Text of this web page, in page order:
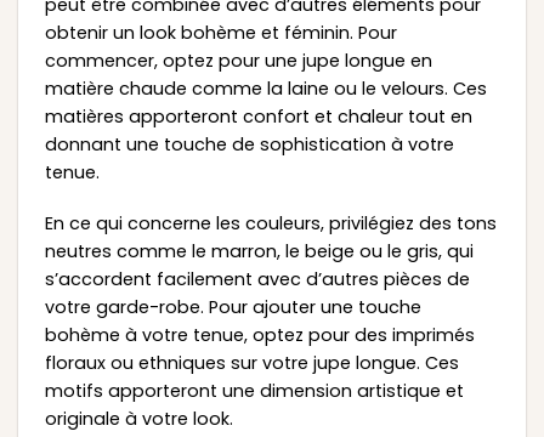
peut être combinée avec d’autres éléments pour
obtenir un look bohème et féminin. Pour
commencer, optez pour une jupe longue en
matière chaude comme la laine ou le velours. Ces
matières apporteront confort et chaleur tout en
donnant une touche de sophistication à votre
tenue.
En ce qui concerne les couleurs, privilégiez des tons
neutres comme le marron, le beige ou le gris, qui
s’accordent facilement avec d’autres pièces de
votre garde-robe. Pour ajouter une touche
bohème à votre tenue, optez pour des imprimés
floraux ou ethniques sur votre jupe longue. Ces
motifs apporteront une dimension artistique et
originale à votre look.